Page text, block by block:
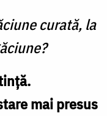
curată, la
mai presus